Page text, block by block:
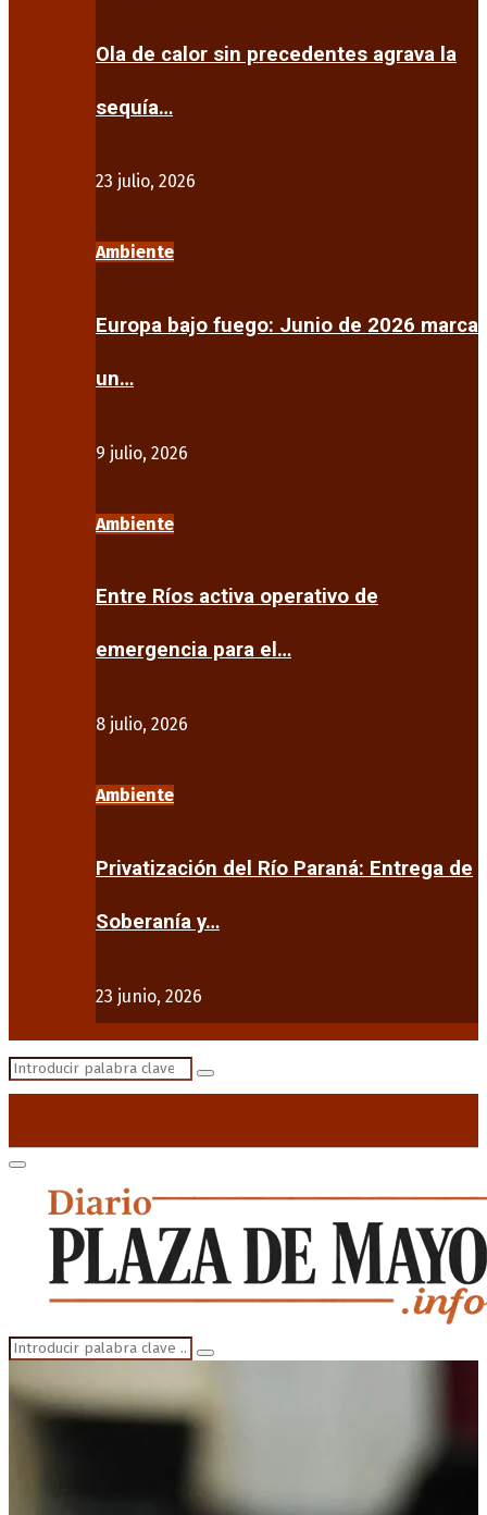
Ola de calor sin precedentes agrava la
sequía…
23 julio, 2026
Ambiente
Europa bajo fuego: Junio de 2026 marca
un…
9 julio, 2026
Ambiente
Entre Ríos activa operativo de
emergencia para el…
8 julio, 2026
Ambiente
Privatización del Río Paraná: Entrega de
Soberanía y…
23 junio, 2026
Search
Search
Primary
Menu
Search
for:
Search